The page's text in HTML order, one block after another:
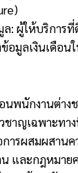
: ผู้ให้บริการที่
อมูลเงินเดือน
นพนักงานต่าง
ชาญเฉพาะทา
ารผสมผสานค
และกฎหมาย